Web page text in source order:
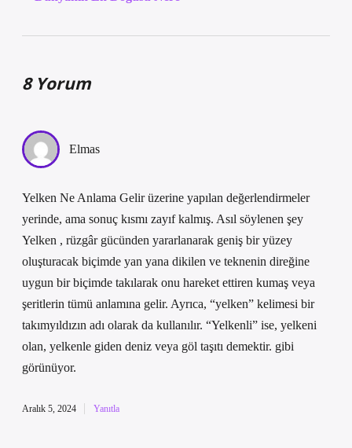
8 Yorum
Elmas
Yelken Ne Anlama Gelir üzerine yapılan değerlendirmeler
yerinde, ama sonuç kısmı zayıf kalmış. Asıl söylenen şey
Yelken , rüzgâr gücünden yararlanarak geniş bir yüzey
oluşturacak biçimde yan yana dikilen ve teknenin direğine
uygun bir biçimde takılarak onu hareket ettiren kumaş veya
şeritlerin tümü anlamına gelir. Ayrıca, “yelken” kelimesi bir
takımyıldızın adı olarak da kullanılır. “Yelkenli” ise, yelkeni
olan, yelkenle giden deniz veya göl taşıtı demektir. gibi
görünüyor.
Aralık 5, 2024 Yanıtla